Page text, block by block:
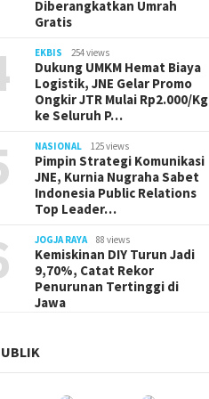
Diberangkatkan Umrah
Gratis
EKBIS 254 views
Dukung UMKM Hemat Biaya
Logistik, JNE Gelar Promo
Ongkir JTR Mulai Rp2.000/Kg
ke Seluruh P…
NASIONAL 125 views
Pimpin Strategi Komunikasi
JNE, Kurnia Nugraha Sabet
Indonesia Public Relations
Top Leader…
JOGJA RAYA 88 views
Kemiskinan DIY Turun Jadi
9,70%, Catat Rekor
Penurunan Tertinggi di
Jawa